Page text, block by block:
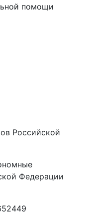
помощи
Российской
Федерации